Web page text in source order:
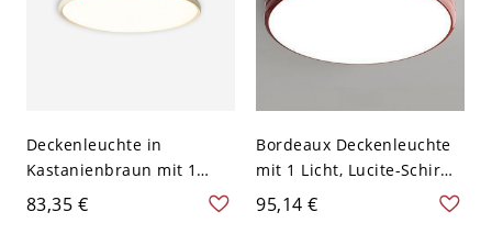
Deckenleuchte in
Kastanienbraun mit 1
Plexiglas-Schirm Eisen
LED Oberflächenmontage
83,35 €
Bordeaux Deckenleuchte
mit 1 Licht, Lucite-Schirm,
Metall-LED-Leuchte,
Deckenmontage für
95,14 €